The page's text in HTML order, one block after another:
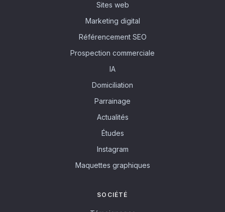
Sites web
Marketing digital
Référencement SEO
Prospection commerciale
IA
Domiciliation
Parrainage
Actualités
Études
Instagram
Maquettes graphiques
SOCIÉTÉ